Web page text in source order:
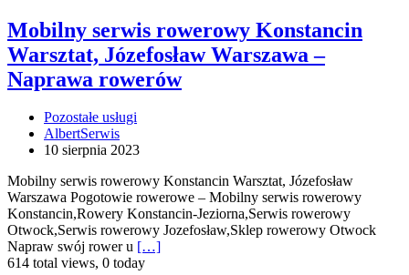
Mobilny serwis rowerowy Konstancin
Warsztat, Józefosław Warszawa –
Naprawa rowerów
Pozostałe usługi
AlbertSerwis
10 sierpnia 2023
Mobilny serwis rowerowy Konstancin Warsztat, Józefosław
Warszawa Pogotowie rowerowe – Mobilny serwis rowerowy
Konstancin,Rowery Konstancin-Jeziorna,Serwis rowerowy
Otwock,Serwis rowerowy Jozefosław,Sklep rowerowy Otwock
Napraw swój rower u […]
614 total views, 0 today